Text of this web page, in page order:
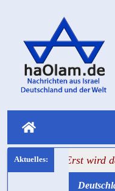
+++ Erst wird das